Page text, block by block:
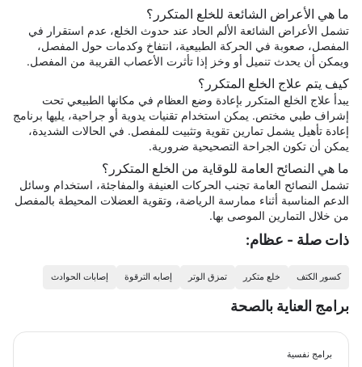
ما هي الأعراض الشائعة للخلع المتكرر؟
تشمل الأعراض الشائعة الألم الحاد عند حدوث الخلع، عدم استقرار في
المفصل، صعوبة في الحركة الطبيعية، انتفاخ وكدمات حول المفصل،
ويمكن أن يحدث تنميل أو وخز إذا تأثرت الأعصاب القريبة من المفصل.
كيف يتم علاج الخلع المتكرر؟
يبدأ علاج الخلع المتكرر بإعادة وضع العظام في مكانها الطبيعي تحت
إشراف طبي مختص. يمكن استخدام تقنيات يدوية أو جراحية، يليها برنامج
إعادة تأهيل يشمل تمارين تقوية وتثبيت للمفصل. في الحالات الشديدة،
يمكن أن تكون الجراحة التصحيحية ضرورية.
ما هي النصائح العامة للوقاية من الخلع المتكرر؟
تشمل النصائح العامة تجنب الحركات العنيفة والمفاجئة، استخدام وسائل
الدعم المناسبة أثناء ممارسة الرياضة، وتقوية العضلات المحيطة بالمفصل
من خلال التمارين الموصى بها.
ذات صلة - عظام:
كسور الكتف خلع متكرر تمزق الوتر إصابه الترقوة إصابات الحوادث
برامج العناية بالصحة
برامج نفسية